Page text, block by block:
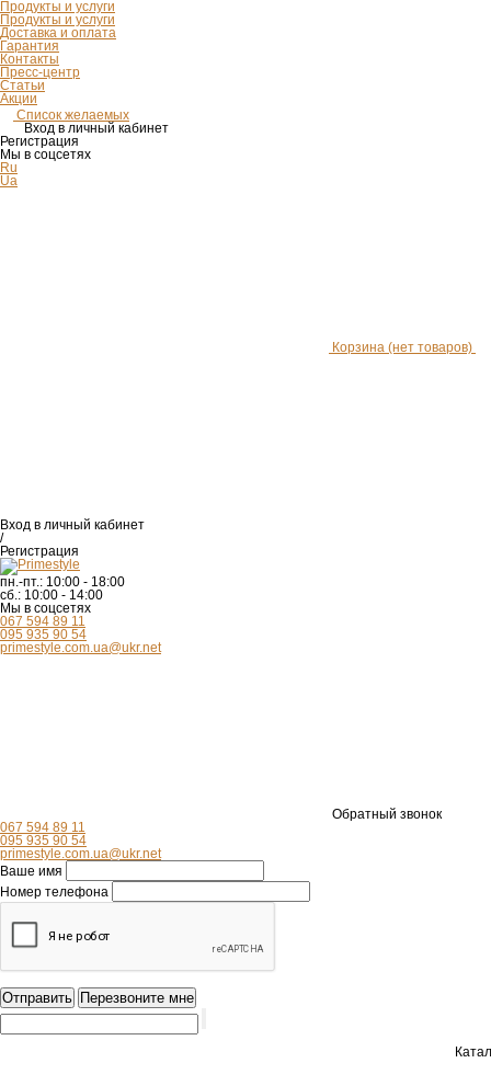
Продукты и услуги
Продукты и услуги
Доставка и оплата
Гарантия
Контакты
Пресс-центр
Статьи
Акции
Список желаемых
Вход в личный кабинет
Регистрация
Мы в соцсетях
Ru
Ua
Корзина (нет товаров)
Вход в личный кабинет
/
Регистрация
пн.-пт.: 10:00 - 18:00
сб.: 10:00 - 14:00
Мы в соцсетях
067 594 89 11
095 935 90 54
primestyle.com.ua@ukr.net
Обратный звонок
067 594 89 11
095 935 90 54
primestyle.com.ua@ukr.net
Ваше имя
Номер телефона